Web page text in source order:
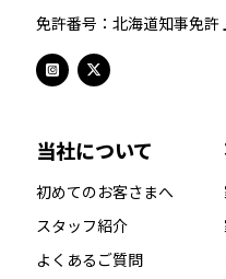
免許番号：北海道知事免許
当社について
初めてのお客さまへ
スタッフ紹介
よくあるご質問